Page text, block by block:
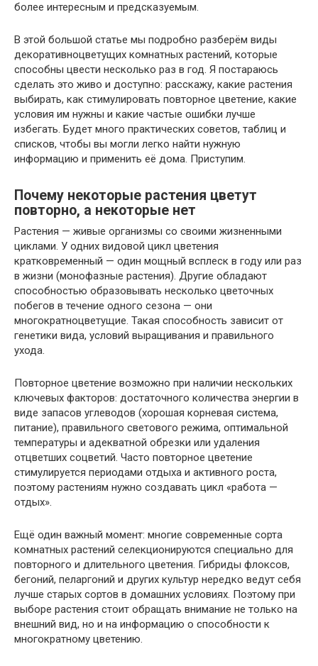
более интересным и предсказуемым.
В этой большой статье мы подробно разберём виды
декоративноцветущих комнатных растений, которые
способны цвести несколько раз в год. Я постараюсь
сделать это живо и доступно: расскажу, какие растения
выбирать, как стимулировать повторное цветение, какие
условия им нужны и какие частые ошибки лучше
избегать. Будет много практических советов, таблиц и
списков, чтобы вы могли легко найти нужную
информацию и применить её дома. Приступим.
Почему некоторые растения цветут
повторно, а некоторые нет
Растения — живые организмы со своими жизненными
циклами. У одних видовой цикл цветения
кратковременный — один мощный всплеск в году или раз
в жизни (монофазные растения). Другие обладают
способностью образовывать несколько цветочных
побегов в течение одного сезона — они
многократноцветущие. Такая способность зависит от
генетики вида, условий выращивания и правильного
ухода.
Повторное цветение возможно при наличии нескольких
ключевых факторов: достаточного количества энергии в
виде запасов углеводов (хорошая корневая система,
питание), правильного светового режима, оптимальной
температуры и адекватной обрезки или удаления
отцветших соцветий. Часто повторное цветение
стимулируется периодами отдыха и активного роста,
поэтому растениям нужно создавать цикл «работа —
отдых».
Ещё один важный момент: многие современные сорта
комнатных растений селекционируются специально для
повторного и длительного цветения. Гибриды флоксов,
бегоний, пеларгоний и других культур нередко ведут себя
лучше старых сортов в домашних условиях. Поэтому при
выборе растения стоит обращать внимание не только на
внешний вид, но и на информацию о способности к
многократному цветению.